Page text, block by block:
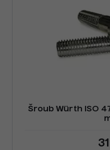
Šroub Würth ISO